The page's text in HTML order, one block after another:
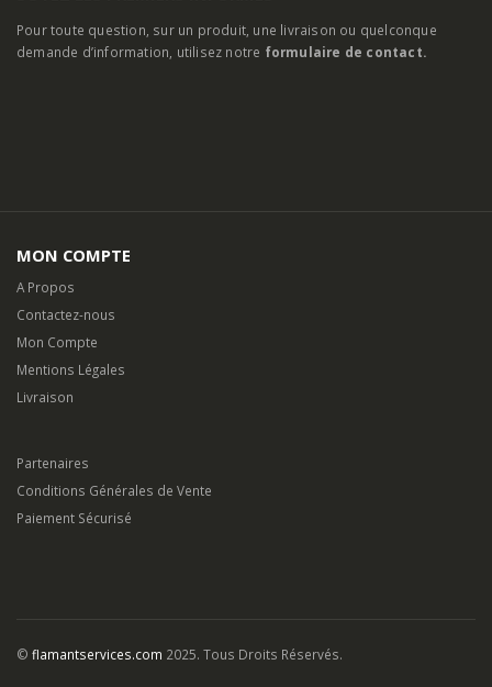
Pour toute question, sur un produit, une livraison ou quelconque
demande d’information, utilisez notre formulaire de contact.
MON COMPTE
A Propos
Contactez-nous
Mon Compte
Mentions Légales
Livraison
Partenaires
Conditions Générales de Vente
Paiement Sécurisé
© flamantservices.com 2025. Tous Droits Réservés.